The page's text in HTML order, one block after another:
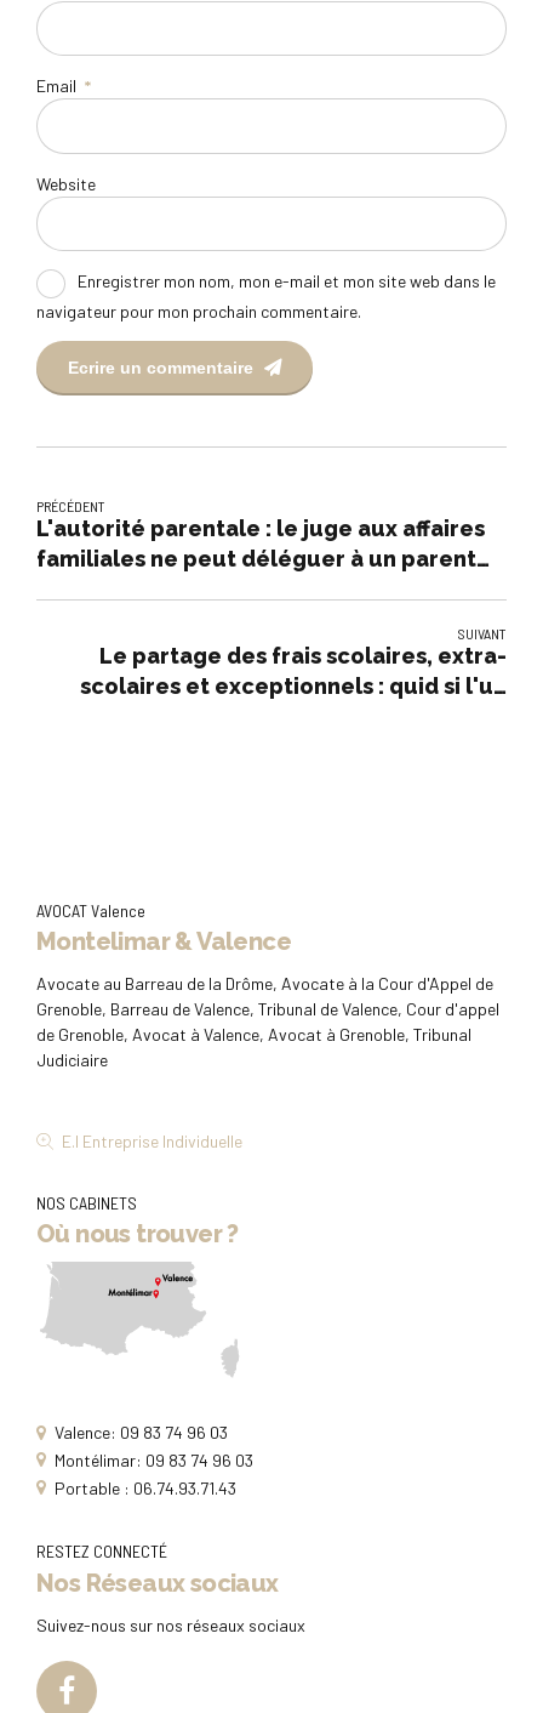
Email *
Website
Enregistrer mon nom, mon e-mail et mon site web dans le
navigateur pour mon prochain commentaire.
Ecrire un commentaire
PRÉCÉDENT
L'autorité parentale : le juge aux affaires
familiales ne peut déléguer à un parent
SUIVANT
Le partage des frais scolaires, extra-
scolaires et exceptionnels : quid si l'un
AVOCAT Valence
Montelimar & Valence
Avocate au Barreau de la Drôme, Avocate à la Cour d'Appel de
Grenoble, Barreau de Valence, Tribunal de Valence, Cour d'appel
de Grenoble, Avocat à Valence, Avocat à Grenoble, Tribunal
Judiciaire
E.I Entreprise Individuelle
NOS CABINETS
Où nous trouver ?
Valence: 09 83 74 96 03
Montélimar: 09 83 74 96 03
Portable : 06.74.93.71.43
RESTEZ CONNECTÉ
Nos Réseaux sociaux
Suivez-nous sur nos réseaux sociaux